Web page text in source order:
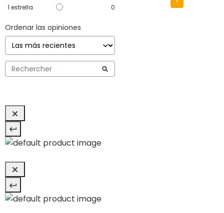
1 estrella 0
Ordenar las opiniones